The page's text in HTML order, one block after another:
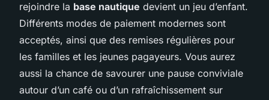
rejoindre la base nautique devient un jeu d’enfant.
Différents modes de paiement modernes sont
acceptés, ainsi que des remises régulières pour
les familles et les jeunes pagayeurs. Vous aurez
aussi la chance de savourer une pause conviviale
autour d’un café ou d’un rafraîchissement sur